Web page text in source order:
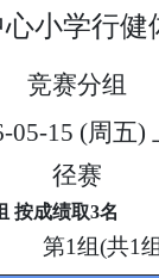
小学行
竞赛分组
05-15 (周五)
径赛
按成绩取3名
第1组(共1